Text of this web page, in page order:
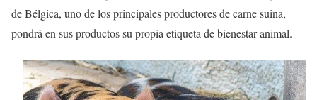
de Bélgica, uno de los principales productores de carne suina,
pondrá en sus productos su propia etiqueta de bienestar animal.